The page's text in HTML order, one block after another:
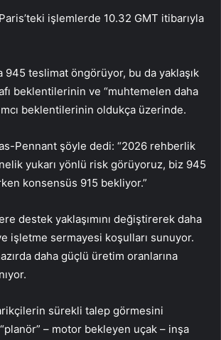
işlemlerde 10.32 GMT itibarıyla
945 teslimat öngörüyor, bu da yaklaşık
beklentilerinin ve “muhtemelen daha
beklentilerinin oldukça üzerinde.
Pennant şöyle dedi: “2026 rehberlik
yukarı yönlü risk görüyoruz, biz 945
konsensüs 915 bekliyor.”
destek yaklaşımını değiştirerek daha
işletme sermayesi koşulları sunuyor.
daha güçlü üretim oranlarına
sürekli talep görmesini
– motor bekleyen uçak – inşa